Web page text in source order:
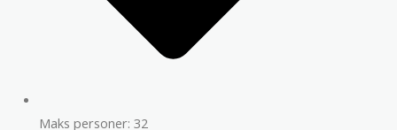
Maks personer: 32